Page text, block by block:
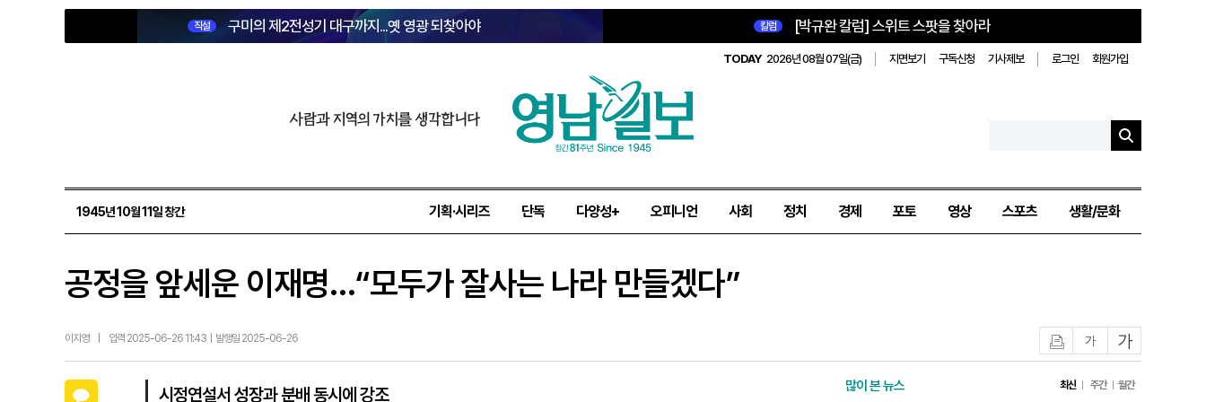
직설 구미의 제2전성기 대구까지...옛 영광 되찾아야 칼럼 [박규완 칼럼] 스위트 스팟을 찾아라
TODAY 2026년 08월 07일(금) 지면보기 구독신청 기사제보 로그인 회원가입
사람과 지역의 가치를 생각합니다
1945년 10월 11일 창간 기획·시리즈 단독 다양성+ 오피니언 사회 정치 경제 포토 영상 스포츠 생활/문화
공정을 앞세운 이재명…“모두가 잘사는 나라 만들겠다”
이지영 입력 2025-06-26 11:43 | 발행일 2025-06-26 글자작게글자크게
시정연설서 성장과 분배 동시에 강조 많이 본 뉴스 최신 주간 월간